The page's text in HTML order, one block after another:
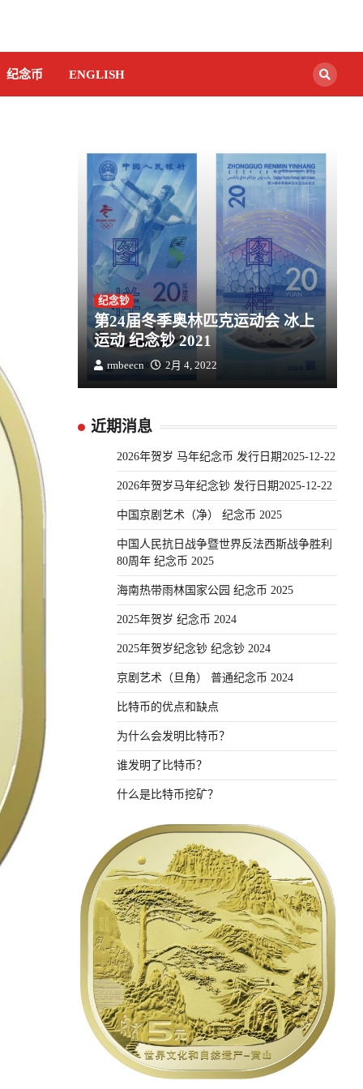
纪念币 ENGLISH
纪念钞
第24届冬季奥林匹克运动会 冰上
运动 纪念钞 2021
rmbeecn 2月 4, 2022
近期消息
2026年贺岁 马年纪念币 发行日期2025-12-22
2026年贺岁马年纪念钞 发行日期2025-12-22
中国京剧艺术（净） 纪念币 2025
中国人民抗日战争暨世界反法西斯战争胜利
80周年 纪念币 2025
海南热带雨林国家公园 纪念币 2025
2025年贺岁 纪念币 2024
2025年贺岁纪念钞 纪念钞 2024
京剧艺术（旦角） 普通纪念币 2024
比特币的优点和缺点
为什么会发明比特币？
谁发明了比特币？
什么是比特币挖矿？